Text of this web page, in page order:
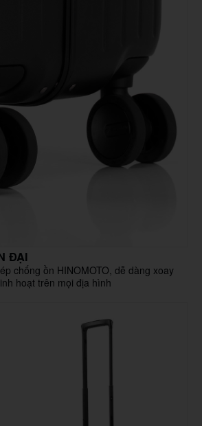
ĐẠI
chống ồn HINOMOTO, dễ dàng xoay
hoạt trên mọi địa hình